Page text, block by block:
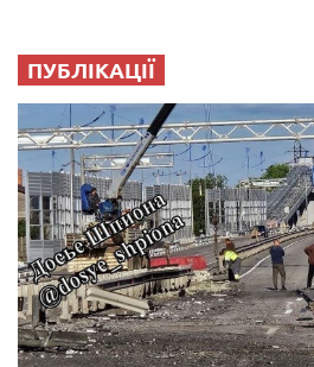
ПУБЛІКАЦІЇ